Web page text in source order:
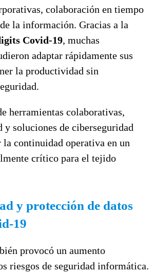
colaboración en tiempo
la información. Gracias a la
Covid-19, muchas
adaptar rápidamente sus
la productividad sin
herramientas colaborativas,
y soluciones de ciberseguridad
continuidad operativa en un
crítico para el tejido
y protección de datos
19
provocó un aumento
riesgos de seguridad informática.